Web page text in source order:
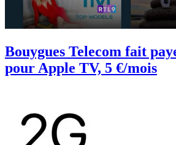
Bouygues Telecom fait
pour Apple TV, 5 €/mois